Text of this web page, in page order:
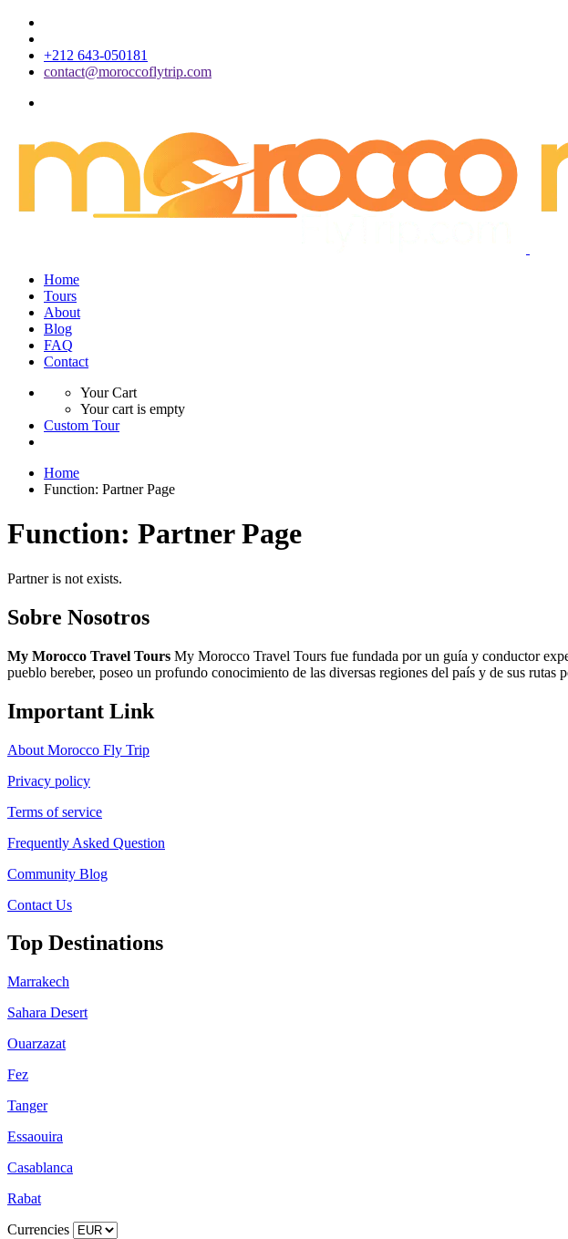
+212 643-050181
contact@moroccoflytrip.com
Home
Tours
About
Blog
FAQ
Contact
Your Cart
Your cart is empty
Custom Tour
Home
Function: Partner Page
Function: Partner Page
Partner is not exists.
Sobre Nosotros
My Morocco Travel Tours My Morocco Travel Tours fue fundada por un guía y conductor
pueblo bereber, poseo un profundo conocimiento de las diversas regiones del país y de sus
Important Link
About Morocco Fly Trip
Privacy policy
Terms of service
Frequently Asked Question
Community Blog
Contact Us
Top Destinations
Marrakech
Sahara Desert
Ouarzazat
Fez
Tanger
Essaouira
Casablanca
Rabat
Currencies